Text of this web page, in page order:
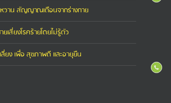
หวาน สัญญาณเตือนจากร่างกาย
ยเสี่ยงโรคร้ายโดยไม่รู้ตัว
ลี่ยง เพื่อ สุขภาพดี และอายุยืน